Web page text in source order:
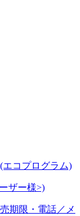
コプログラム)
ザー様>)
期限・電話／メ